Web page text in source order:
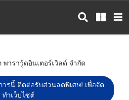
าราวู้ดอินเตอร์เวิลด์ จำกัด
รนี้ ติดต่อรับส่วนลดพิเศษ! เพื่อจัด
ทำเว็บไซต์